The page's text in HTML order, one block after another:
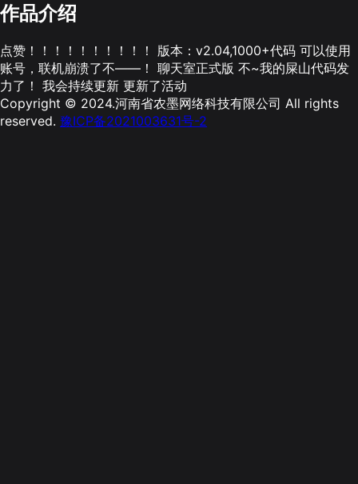
作品介绍
点赞！！！！！！！！！！ 版本：v2.04,1000+代码 可以使用
账号，联机崩溃了不——！ 聊天室正式版 不~我的屎山代码发
力了！ 我会持续更新 更新了活动
Copyright © 2024.河南省农墨网络科技有限公司 All rights
reserved. 豫ICP备2021003631号-2